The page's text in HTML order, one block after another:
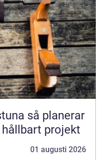
projekt
01 augusti 2026